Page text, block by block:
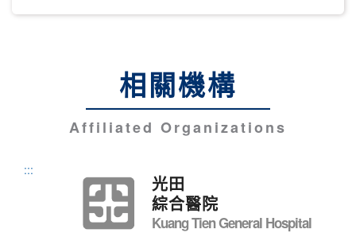
相關機構
Affiliated Organizations
:::
光田
綜合醫院
Kuang Tien General Hospital